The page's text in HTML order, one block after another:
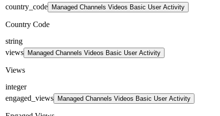
country_code
Managed Channels Videos Basic User Activity
Country Code
string
views
Managed Channels Videos Basic User Activity
Views
integer
engaged_views
Managed Channels Videos Basic User Activity